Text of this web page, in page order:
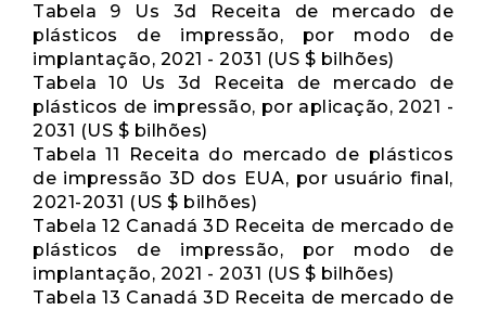
Tabela 9 Us 3d Receita de mercado de
plásticos de impressão, por modo de
implantação, 2021 - 2031 (US $ bilhões)
Tabela 10 Us 3d Receita de mercado de
plásticos de impressão, por aplicação, 2021 -
2031 (US $ bilhões)
Tabela 11 Receita do mercado de plásticos
de impressão 3D dos EUA, por usuário final,
2021-2031 (US $ bilhões)
Tabela 12 Canadá 3D Receita de mercado de
plásticos de impressão, por modo de
implantação, 2021 - 2031 (US $ bilhões)
Tabela 13 Canadá 3D Receita de mercado de